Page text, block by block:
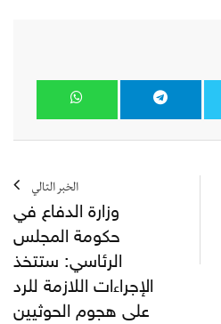
الخبر التالي
وزارة الدفاع في
حكومة المجلس
الرئاسي: ستتخذ
الإجراءات اللازمة للرد
على هجوم الحوثيين